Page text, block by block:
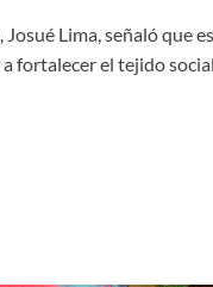
Lima, señaló que
fortalecer el tejido